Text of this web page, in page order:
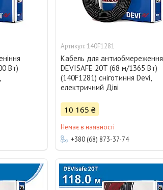
Вт)
140F1281
Кабель для антиобмереження
DEVISAFE 20T (68 м/1365 Вт)
(140F1281) сніготиння Devi,
електричний Діві
10 165 ₴
Немає в наявності
+380 (68) 873-37-74